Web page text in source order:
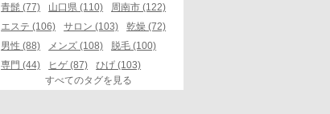
青髭 (77)
山口県 (110)
周南市 (122)
エステ (106)
サロン (103)
乾燥 (72)
男性 (88)
メンズ (108)
脱毛 (100)
専門 (44)
ヒゲ (87)
ひげ (103)
すべてのタグを見る